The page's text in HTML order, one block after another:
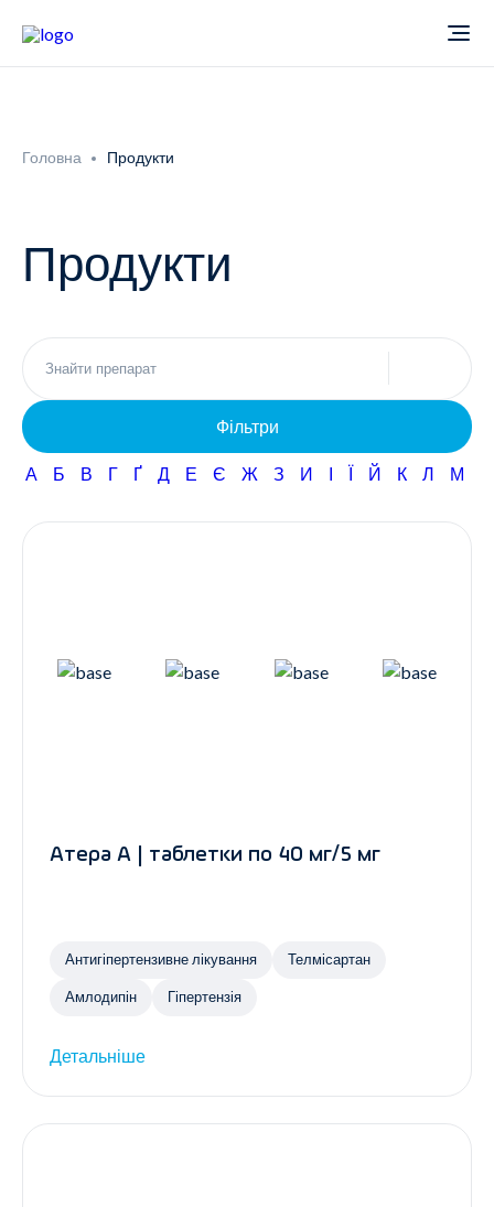
Новини
Неврологія
Фармаконагляд
Кар'єра
Головна Продукти
Продукти
Фільтри
А Б В Г Ґ Д Е Є Ж З И І Ї Й К Л М
Атера А | таблетки по 40 мг/5 мг
Антигіпертензивне лікування Телмісартан
Амлодипін Гіпертензія
Детальніше